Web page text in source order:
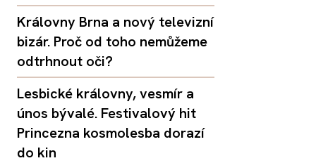
Královny Brna a nový televizní
bizár. Proč od toho nemůžeme
odtrhnout oči?
Lesbické královny, vesmír a
únos bývalé. Festivalový hit
Princezna kosmolesba dorazí
do kin